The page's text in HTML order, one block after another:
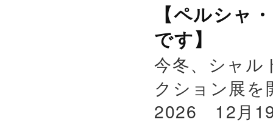
【ペルシャ
です】
今冬、シャル
クション展
2026 12月19